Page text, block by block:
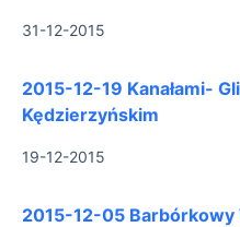
31-12-2015
2015-12-19 Kanałami-
Kędzierzyńskim
19-12-2015
2015-12-05 Barbórkowy